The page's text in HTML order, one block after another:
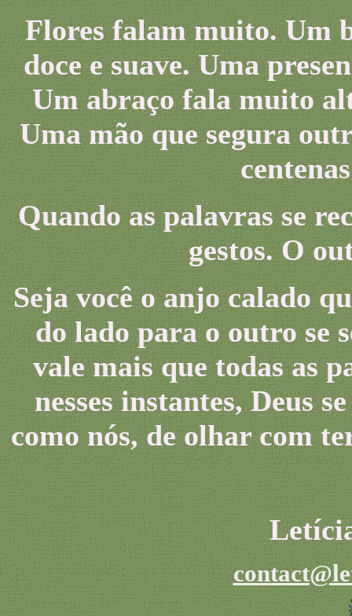
Flores falam muito. Um
doce e suave. Uma
Um abraço fala muito
Uma mão que segura
Quando as palavras se
gestos. O
Seja você o anjo calado
do lado para o outro se
vale mais que todas as
nesses instantes, Deus
como nós, de olhar com